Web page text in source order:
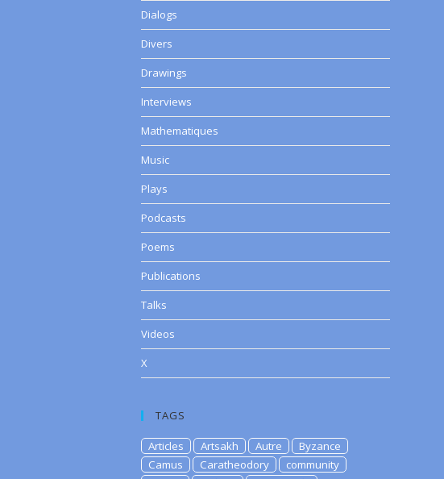
Dialogs
Divers
Drawings
Interviews
Mathematiques
Music
Plays
Podcasts
Poems
Publications
Talks
Videos
X
TAGS
Articles Artsakh Autre
Byzance
Camus
Caratheodory
community